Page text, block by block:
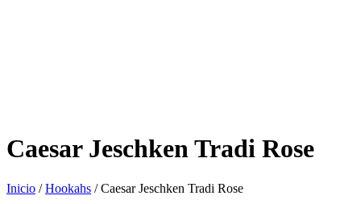
Caesar Jeschken Tradi Rose
Inicio /Hookahs / Caesar Jeschken Tradi Rose